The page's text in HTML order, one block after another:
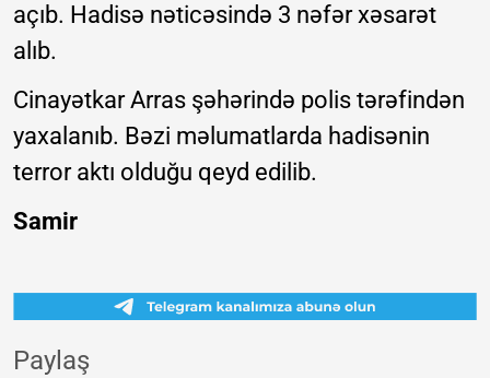
açıb. Hadisə nəticəsində 3 nəfər xəsarət
alıb.
Cinayətkar Arras şəhərində polis tərəfindən
yaxalanıb. Bəzi məlumatlarda hadisənin
terror aktı olduğu qeyd edilib.
Samir
Paylaş